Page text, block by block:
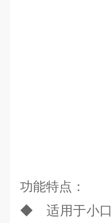
功能特点 ：
◆ 适用于